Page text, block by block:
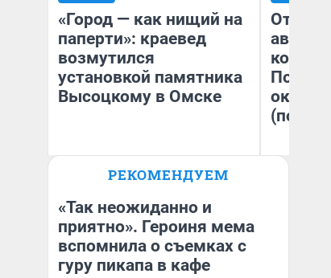
«Город — как нищий на
паперти»: краевед
возмутился
установкой памятника
Высоцкому в Омске
Игорь Коновалов
От
(почти
РЕКОМЕНДУЕМ
«Так неожиданно и
приятно». Героиня мема
вспомнила о съемках с
гуру пикапа в кафе